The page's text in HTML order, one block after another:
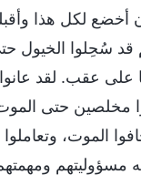
أخضع لكل هذا
سُحِلوا الخيول
على عقب. لقد
مخلصين حتى
الموت، وتعاملوا
مسؤوليتهم